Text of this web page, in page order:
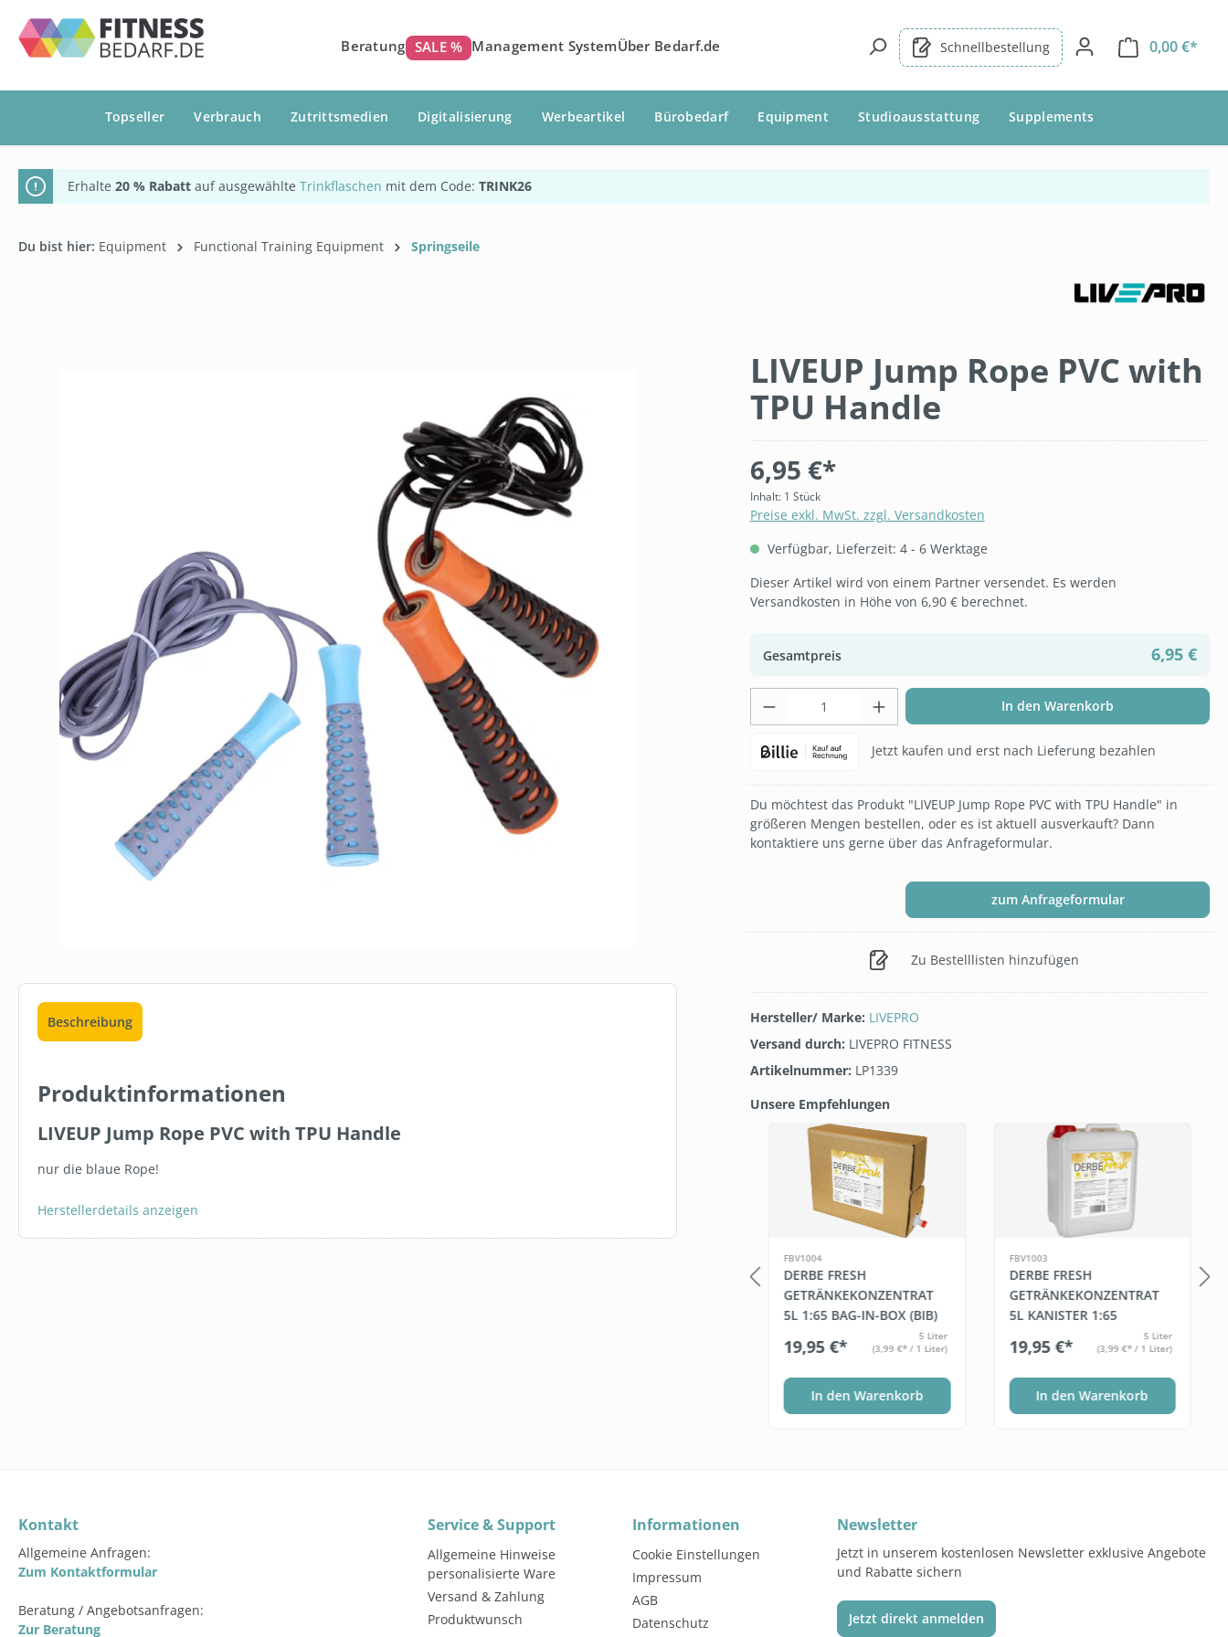
Zur Hauptnavigation springen
Beratung SALE % Management SystemÜber Bedarf.de Schnellbestellung 0,00 €*
Topseller Verbrauch Zutrittsmedien Digitalisierung Werbeartikel Bürobedarf Equipment Studioausstattung Supplements
Erhalte 20 % Rabatt auf ausgewählte Trinkflaschen mit dem Code: TRINK26
Du bist hier: Equipment Functional Training Equipment Springseile
Beschreibung
Produktinformationen
LIVEUP Jump Rope PVC with TPU Handle
nur die blaue Rope!
Herstellerdetails anzeigen
LIVEUP Jump Rope PVC with
TPU Handle
6,95 €*
Inhalt: 1 Stück
Preise exkl. MwSt. zzgl. Versandkosten
Verfügbar, Lieferzeit: 4 - 6 Werktage
Dieser Artikel wird von einem Partner versendet. Es werden
Versandkosten in Höhe von 6,90 € berechnet.
Gesamtpreis 6,95 €
Produkt Anzahl: Gib den gewünschten Wert
In den Warenkorb
Jetzt kaufen und erst nach Lieferung bezahlen
Du möchtest das Produkt "LIVEUP Jump Rope PVC with TPU Handle" in
größeren Mengen bestellen, oder es ist aktuell ausverkauft? Dann
kontaktiere uns gerne über das Anfrageformular.
zum Anfrageformular
Zu Bestelllisten hinzufügen
Hersteller/ Marke: LIVEPRO
Versand durch: LIVEPRO FITNESS
Artikelnummer: LP1339
Unsere Empfehlungen
Produktgalerie überspringen
FBV1004
DERBE FRESH
GETRÄNKEKONZENTRAT
5L 1:65 BAG-IN-BOX (BIB)
19,95 €*
5 Liter
(3,99 €* / 1 Liter)
In den Warenkorb
FBV1003
DERBE FRESH
GETRÄNKEKONZENTRAT
5L KANISTER 1:65
19,95 €*
5 Liter
(3,99 €* / 1 Liter)
In den Warenkorb
Kontakt
Allgemeine Anfragen:
Zum Kontaktformular
Beratung / Angebotsanfragen:
Zur Beratung
Service & Support
Allgemeine Hinweise
personalisierte Ware
Versand & Zahlung
Produktwunsch
Informationen
Cookie Einstellungen
Impressum
AGB
Datenschutz
Newsletter
Jetzt in unserem kostenlosen Newsletter exklusive Angebote
und Rabatte sichern
Jetzt direkt anmelden